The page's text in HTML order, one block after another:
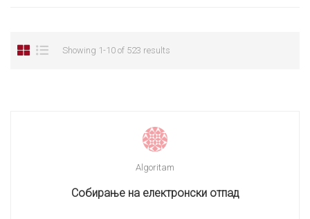
Showing 1-10 of 523 results
Algoritam
Собирање на електронски отпад